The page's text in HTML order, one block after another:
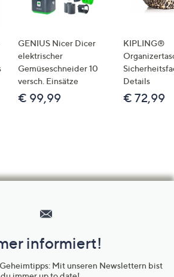
GENIUS Nicer Dicer
elektrischer
Gemüseschneider 10
versch. Einsätze
€ 99,99
KIPLING®
Details
€ 72,99
informiert!
Mit unseren Newslettern bist